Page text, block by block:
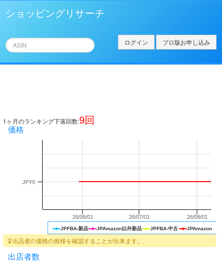
ショッピングリサーチ
ログイン プロ版お申し込み
1ヶ月のランキング下落回数:9回
価格
JPFBA-新品 JPAmazon以外新品 JPFBA-中古 JPAmazon
26/06/01 26/07/01 26/08/01
JPY0
出品者の価格の推移を確認することが出来ます。
出店者数